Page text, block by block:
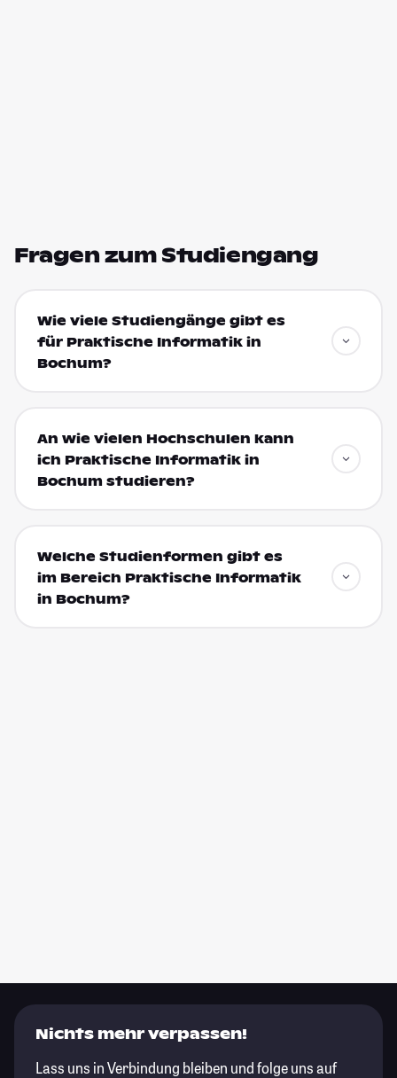
Fragen zum Studiengang
Wie viele Studiengänge gibt es
für Praktische Informatik in
Bochum?
An wie vielen Hochschulen kann
ich Praktische Informatik in
Bochum studieren?
Welche Studienformen gibt es
im Bereich Praktische Informatik
in Bochum?
Nichts mehr verpassen!
Lass uns in Verbindung bleiben und folge uns auf